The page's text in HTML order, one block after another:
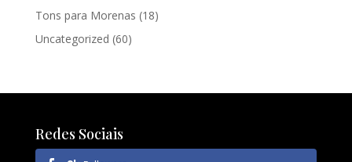
Tons para Morenas (18)
Uncategorized (60)
Redes Sociais